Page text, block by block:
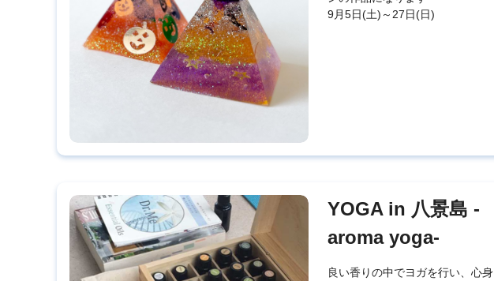
9月5日(土)～27日(日)
YOGA in 八景島 -
aroma yoga-
良い香りの中でヨガを行い、心身